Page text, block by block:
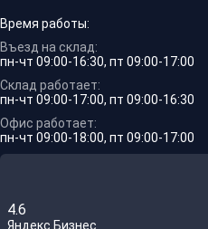
Время работы:
Въезд на склад:
пн-чт 09:00-16:30, пт 09:00-17:00
Склад работает:
пн-чт 09:00-17:00, пт 09:00-16:30
Офис работает:
пн-чт 09:00-18:00, пт 09:00-17:00
4.6
Яндекс.Бизнес